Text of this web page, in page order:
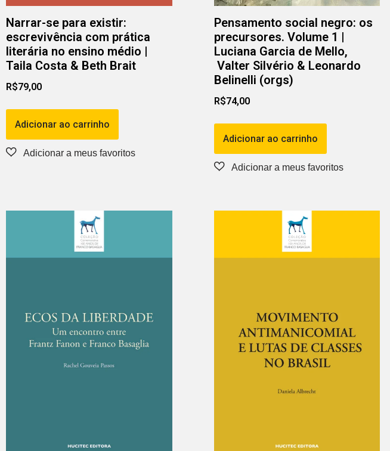
Narrar-se para existir:
escrevivência com prática
literária no ensino médio |
Taila Costa & Beth Brait
R$79,00
Adicionar ao carrinho
Pensamento social negro: os
precursores. Volume 1 |
Luciana Garcia de Mello,
Valter Silvério & Leonardo
Belinelli (orgs)
R$74,00
Adicionar ao carrinho